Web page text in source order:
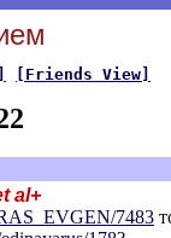
[Friends View]
al+
7483